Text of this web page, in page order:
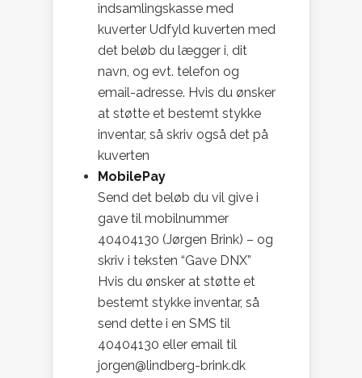
indsamlingskasse med
kuverter Udfyld kuverten med
det beløb du lægger i, dit
navn, og evt. telefon og
email-adresse. Hvis du ønsker
at støtte et bestemt stykke
inventar, så skriv også det på
kuverten
MobilePay
Send det beløb du vil give i
gave til mobilnummer
40404130 (Jørgen Brink) – og
skriv i teksten “Gave DNX”
Hvis du ønsker at støtte et
bestemt stykke inventar, så
send dette i en SMS til
40404130 eller email til
jorgen@lindberg-brink.dk